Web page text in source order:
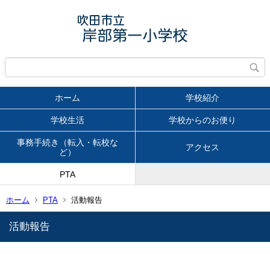
ホーム 学校紹介
学校生活 学校からのお便り
事務手続き（転入・転校な
ど）
アクセス
PTA
ホーム PTA 活動報告
活動報告